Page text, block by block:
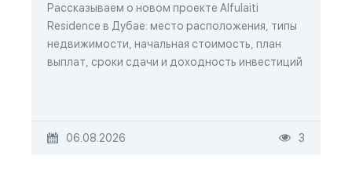
Рассказываем о новом проекте Alfulaiti
Residence в Дубае: место расположения, типы
недвижимости, начальная стоимость, план
выплат, сроки сдачи и доходность инвестиций
06.08.2026 3